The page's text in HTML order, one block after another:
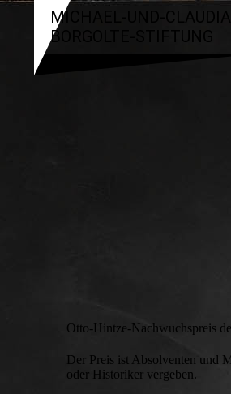
MICHAEL-UND-CLAUDIA-
BORGOLTE-STIFTUNG
Otto-Hintze-Nachwuchspreis
Der Preis ist Absolventen und
oder Historiker vergeben.